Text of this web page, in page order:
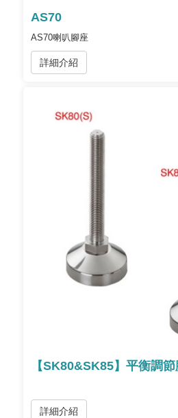
AS70
AS70喇叭腳座
詳細介紹
【SK80&SK85】平衡調
詳細介紹